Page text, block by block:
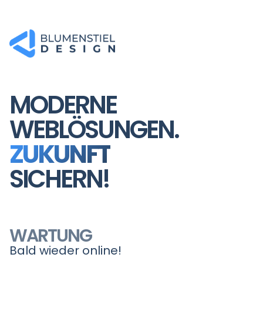
MODERNE
WEBLÖSUNGEN.
ZUKUNFT
SICHERN!
WARTUNG
Bald wieder online!